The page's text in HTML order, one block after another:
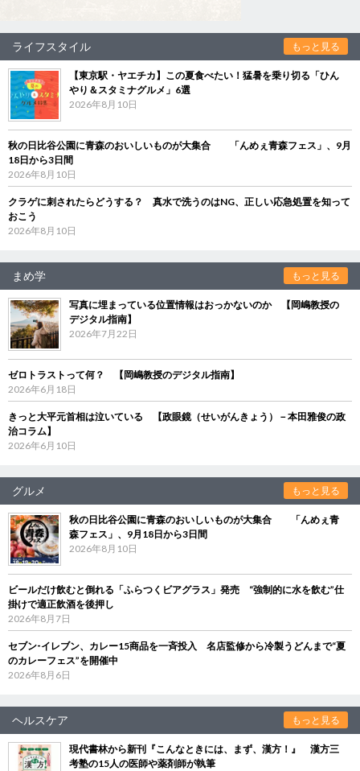
ライフスタイル もっと見る
【東京駅・ヤエチカ】この夏食べたい！猛暑を乗り切る「ひん
やり＆スタミナグルメ」6選
2026年8月10日
秋の日比谷公園に青森のおいしいものが大集合 「んめぇ青森フェス」、9月
18日から3日間
2026年8月10日
クラゲに刺されたらどうする？ 真水で洗うのはNG、正しい応急処置を知って
おこう
2026年8月10日
まめ学 もっと見る
写真に埋まっている位置情報はおっかないのか 【岡嶋教授の
デジタル指南】
2026年7月22日
ゼロトラストって何？ 【岡嶋教授のデジタル指南】
2026年6月18日
きっと大平元首相は泣いている 【政眼鏡（せいがんきょう）－本田雅俊の政
治コラム】
2026年6月10日
グルメ もっと見る
秋の日比谷公園に青森のおいしいものが大集合 「んめぇ青
森フェス」、9月18日から3日間
2026年8月10日
ビールだけ飲むと倒れる「ふらつくビアグラス」発売 “強制的に水を飲む”仕
掛けで適正飲酒を後押し
2026年8月7日
セブン‐イレブン、カレー15商品を一斉投入 名店監修から冷製うどんまで“夏
のカレーフェス”を開催中
2026年8月6日
ヘルスケア もっと見る
現代書林から新刊『こんなときには、まず、漢方！』 漢方三
考塾の15人の医師や薬剤師が執筆